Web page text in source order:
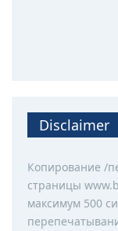
Disclaimer
Копирование /
страницы
максимум 500